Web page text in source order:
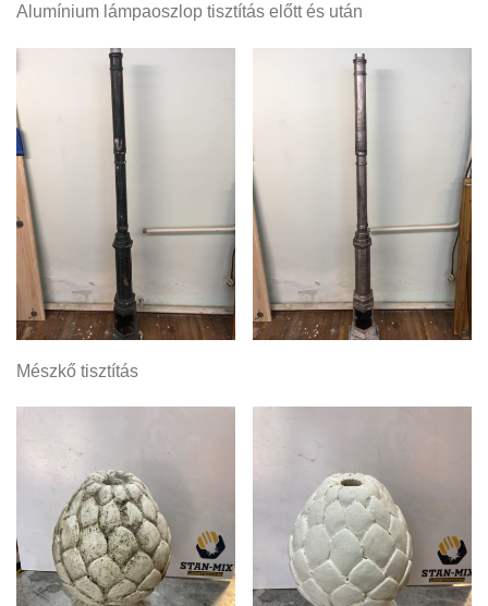
Alumínium lámpaoszlop tisztítás előtt és után
Mészkő tisztítás